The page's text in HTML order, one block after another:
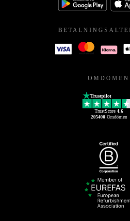
OMDÖMEN
Trustpilot
TrustScore 4.6
205400Omdömen